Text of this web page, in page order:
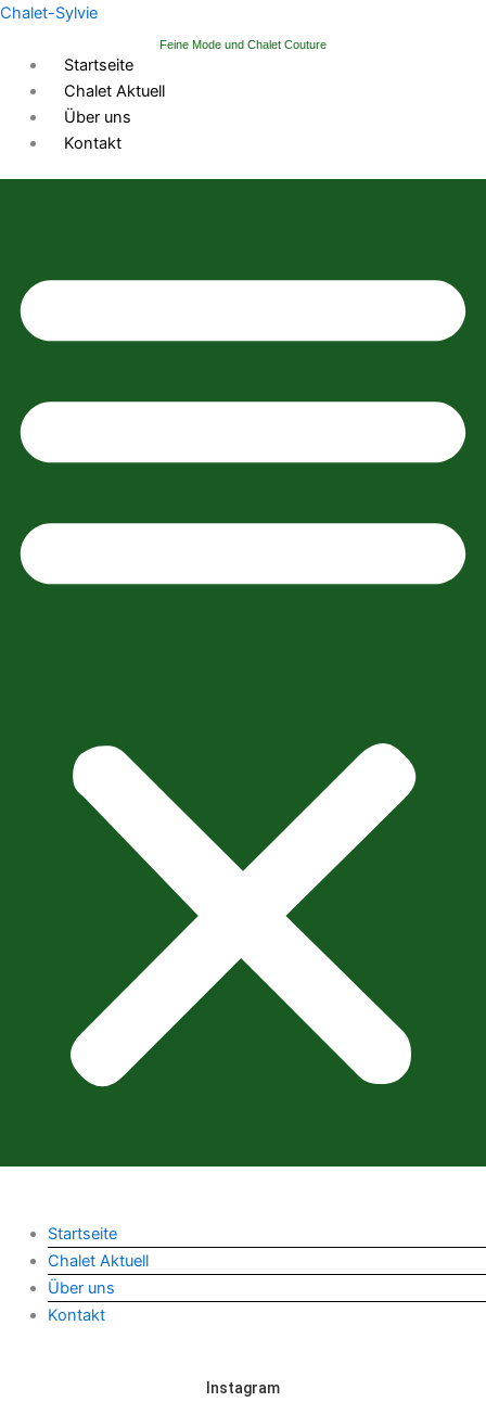
Zum
springen
Chalet-Sylvie
Feine Mode und Chalet Couture
Startseite
Chalet Aktuell
Über uns
Kontakt
Startseite
Chalet Aktuell
Über uns
Kontakt
Instagram